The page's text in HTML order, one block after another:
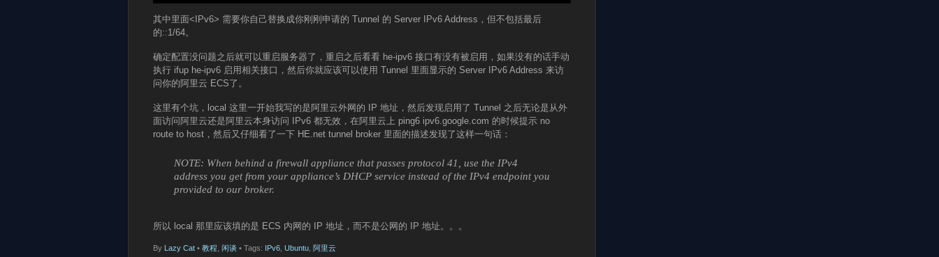
其中里面<IPv6> 需要你自己替换成你刚刚申请的 Tunnel 的 Server IPv6 Address，但不包括最后
的::1/64。
确定配置没问题之后就可以重启服务器了，重启之后看看 he-ipv6 接口有没有被启用，如果没有的话手动
执行 ifup he-ipv6 启用相关接口，然后你就应该可以使用 Tunnel 里面显示的 Server IPv6 Address 来访
问你的阿里云 ECS了。
这里有个坑，local 这里一开始我写的是阿里云外网的 IP 地址，然后发现启用了 Tunnel 之后无论是从外
面访问阿里云还是阿里云本身访问 IPv6 都无效，在阿里云上 ping6 ipv6.google.com 的时候提示 no
route to host，然后又仔细看了一下 HE.net tunnel broker 里面的描述发现了这样一句话：
NOTE: When behind a firewall appliance that passes protocol 41, use the IPv4
address you get from your appliance’s DHCP service instead of the IPv4 endpoint you
provided to our broker.
所以 local 那里应该填的是 ECS 内网的 IP 地址，而不是公网的 IP 地址。。。
By Lazy Cat • 教程 闲谈 • Tags: IPv6 Ubuntu 阿里云